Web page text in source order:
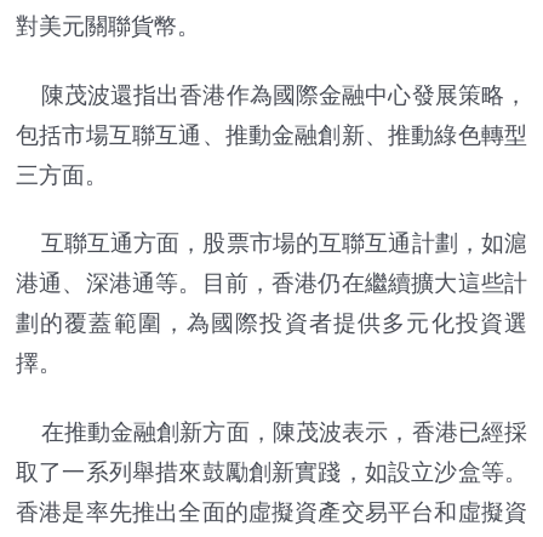
對美元關聯貨幣。
陳茂波還指出香港作為國際金融中心發展策略，
包括市場互聯互通、推動金融創新、推動綠色轉型
三方面。
互聯互通方面，股票市場的互聯互通計劃，如滬
港通、深港通等。目前，香港仍在繼續擴大這些計
劃的覆蓋範圍，為國際投資者提供多元化投資選
擇。
在推動金融創新方面，陳茂波表示，香港已經採
取了一系列舉措來鼓勵創新實踐，如設立沙盒等。
香港是率先推出全面的虛擬資產交易平台和虛擬資